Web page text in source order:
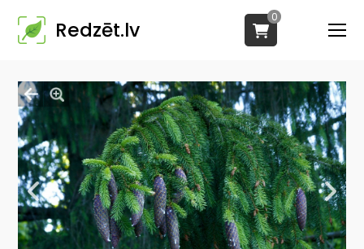
Redzēt.lv
0